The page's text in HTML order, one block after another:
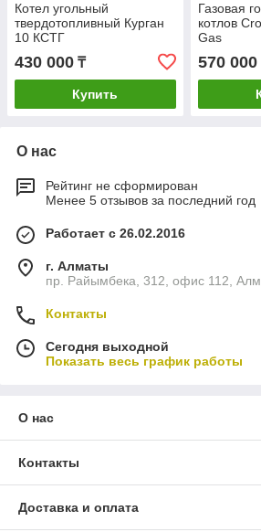
Котел угольный
твердотопливный Курган
10 КСТГ
430 000 ₸
Купить
Газовая
котлов
Gas
570 000
О нас
Рейтинг не сформирован
Менее 5 отзывов за последний год
Работает с 26.02.2016
г. Алматы
пр. Райымбека, 312, офис 112,
Контакты
Сегодня выходной
Показать весь график работы
О нас
Контакты
Доставка и оплата